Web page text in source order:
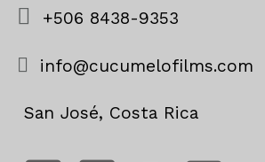
+506 8438-9353
info@cucumelofilms.com
San José, Costa Rica